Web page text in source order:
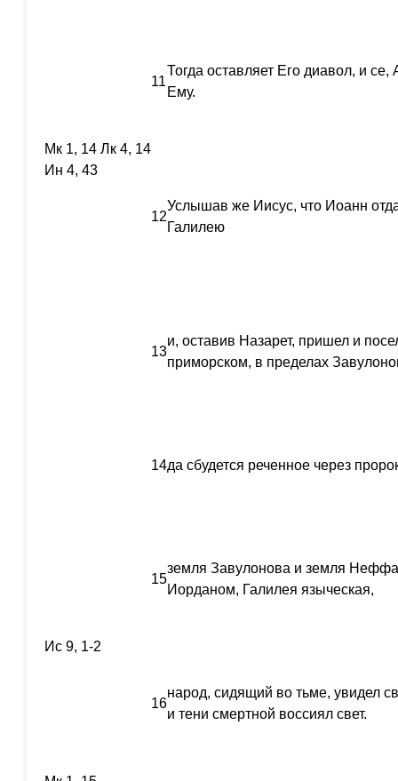
11
Тогда оставляет Его диавол, и
Ему.
Мк 1, 14 Лк 4, 14
Ин 4, 43
12
Услышав же Иисус, что Иоанн
Галилею
13
и, оставив Назарет, пришел и
приморском, в пределах
14да сбудется реченное через
15
земля Завулонова и земля
Иорданом, Галилея языческая,
Ис 9, 1-2
16
народ, сидящий во тьме, увидел
и тени смертной воссиял свет.